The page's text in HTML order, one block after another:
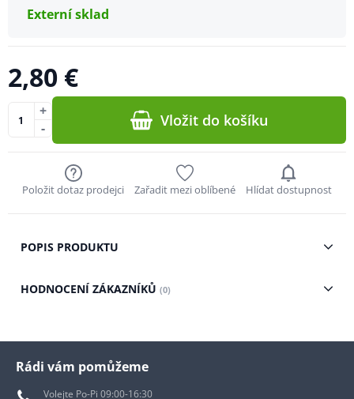
Externí sklad
2,80 €
-
+ Vložit do košíku
Položit dotaz prodejci Zařadit mezi oblíbené Hlídat dostupnost
POPIS PRODUKTU
HODNOCENÍ ZÁKAZNÍKŮ (0)
Rádi vám pomůžeme
Volejte Po-Pi 09:00-16:30